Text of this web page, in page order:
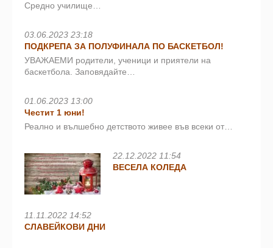
Средно училище…
03.06.2023 23:18
ПОДКРЕПА ЗА ПОЛУФИНАЛА ПО БАСКЕТБОЛ!
УВАЖАЕМИ родители, ученици и приятели на
баскетбола. Заповядайте…
01.06.2023 13:00
Честит 1 юни!
Реално и вълшебно детството живее във всеки от…
22.12.2022 11:54
ВЕСЕЛА КОЛЕДА
11.11.2022 14:52
СЛАВЕЙКОВИ ДНИ